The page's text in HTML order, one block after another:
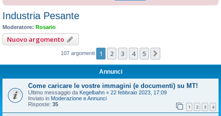
Industria Pesante
Moderatore: Rosario
Nuovo argomento
107 argomenti 1 2 3 4 5
Annunci
Come caricare le vostre immagini (e documenti) su MT!
Ultimo messaggio da Kegelbahn « 22 febbraio 2023, 17:09
Inviato in Moderazione e Annunci
Risposte: 35 1 2 3 4